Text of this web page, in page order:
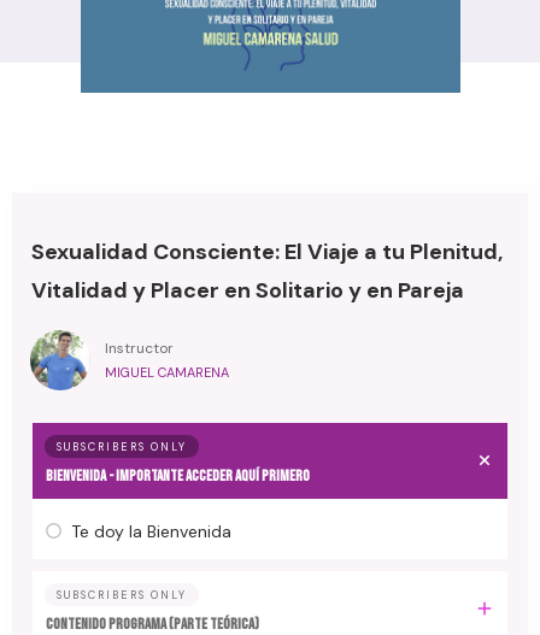
Sexualidad Consciente: El Viaje a tu Plenitud,
Vitalidad y Placer en Solitario y en Pareja
Instructor
MIGUEL CAMARENA
SUBSCRIBERS ONLY
BIENVENIDA - IMPORTANTE ACCEDER AQUÍ PRIMERO
Te doy la Bienvenida
SUBSCRIBERS ONLY
CONTENIDO PROGRAMA (Parte Teórica)